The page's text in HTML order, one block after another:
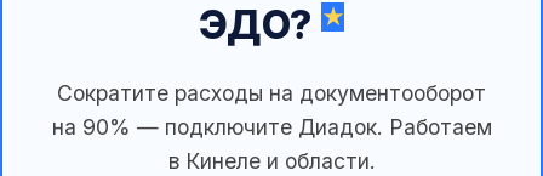
ЭДО?
Сократите расходы на документооборот
на 90% — подключите Диадок. Работаем
в Кинеле и области.